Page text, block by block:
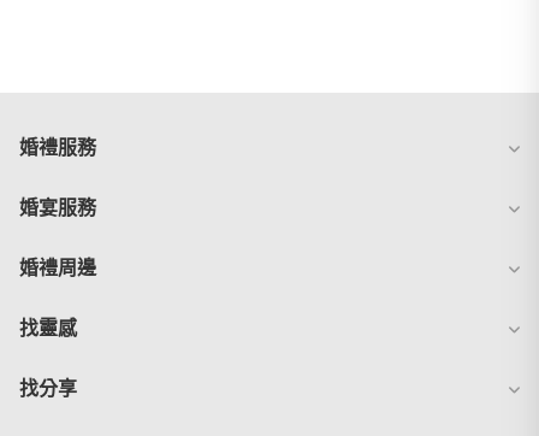
婚禮服務
婚宴服務
婚禮周邊
找靈感
找分享